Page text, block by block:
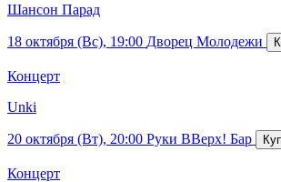
Шансон Парад
18 октября (Вс), 19:00 Дворец Молодежи
Концерт
Unki
20 октября (Вт), 20:00 Руки ВВерх! Бар
Концерт